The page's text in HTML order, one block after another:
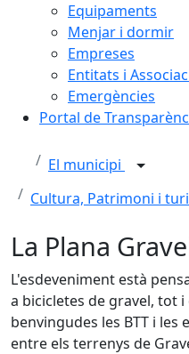
Equipaments
Menjar i dormir
Empreses
Entitats i
Emergències
Portal de
El municipi
Cultura, Patrimoni i
La Plana
L'esdeveniment està
a bicicletes de gravel, tot
benvingudes les BTT i les
entre els terrenys de